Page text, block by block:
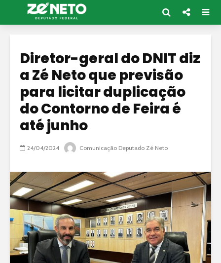
Diretor-geral do DNIT diz
a Zé Neto que previsão
para licitar duplicação
do Contorno de Feira é
até junho
24/04/2024 Comunicação Deputado Zé Neto